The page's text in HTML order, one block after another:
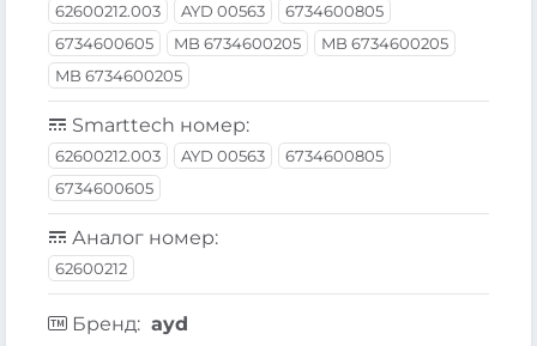
62600212.003 AYD 00563
6734600805
6734600605
MB 6734600205
MB 6734600205
MB 6734600205
Smarttech номер:
62600212.003 AYD 00563
6734600805
6734600605
Аналог номер:
62600212
Бренд: ayd